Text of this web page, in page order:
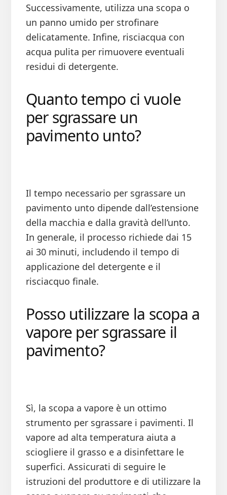
Successivamente, utilizza una scopa o
un panno umido per strofinare
delicatamente. Infine, risciacqua con
acqua pulita per rimuovere eventuali
residui di detergente.
Quanto tempo ci vuole
per sgrassare un
pavimento unto?
Il tempo necessario per sgrassare un
pavimento unto dipende dall’estensione
della macchia e dalla gravità dell’unto.
In generale, il processo richiede dai 15
ai 30 minuti, includendo il tempo di
applicazione del detergente e il
risciacquo finale.
Posso utilizzare la scopa a
vapore per sgrassare il
pavimento?
Sì, la scopa a vapore è un ottimo
strumento per sgrassare i pavimenti. Il
vapore ad alta temperatura aiuta a
sciogliere il grasso e a disinfettare le
superfici. Assicurati di seguire le
istruzioni del produttore e di utilizzare la